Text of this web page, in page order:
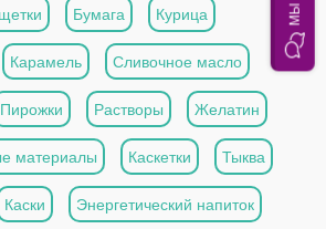
Бумага Курица
Карамель Сливочное масло
Пирожки Растворы Желатин
материалы Каскетки Тыква
Каски Энергетический напиток